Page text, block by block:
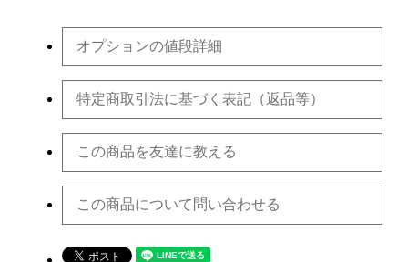
オプションの値段詳細
特定商取引法に基づく表記（返品等）
この商品を友達に教える
この商品について問い合わせる